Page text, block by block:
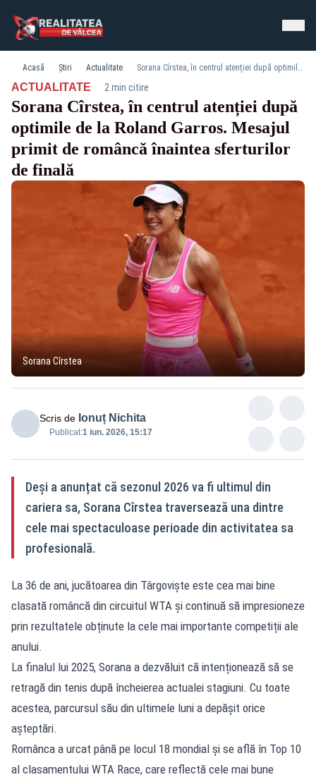
Acasă Știri Actualitate Sorana Cîrstea, în centrul atenției după optimile de la Roland Garros. Mesajul primit de româncă înaintea sferturilor de finală
ACTUALITATE· 2 min citire
Sorana Cîrstea, în centrul atenției după
optimile de la Roland Garros. Mesajul
primit de româncă înaintea sferturilor
de finală
Sorana Cîrstea
Scris de Ionuț Nichita
Publicat:1 iun. 2026, 15:17
Deși a anunțat că sezonul 2026 va fi ultimul din
cariera sa, Sorana Cîrstea traversează una dintre
cele mai spectaculoase perioade din activitatea sa
profesională.
La 36 de ani, jucătoarea din Târgoviște este cea mai bine
clasată româncă din circuitul WTA și continuă să impresioneze
prin rezultatele obținute la cele mai importante competiții ale
anului.
La finalul lui 2025, Sorana a dezvăluit că intenționează să se
retragă din tenis după încheierea actualei stagiuni. Cu toate
acestea, parcursul său din ultimele luni a depășit orice
așteptări.
Românca a urcat până pe locul 18 mondial și se află în Top 10
al clasamentului WTA Race, care reflectă cele mai bune